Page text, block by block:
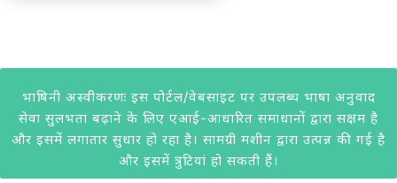
भाषिनी अस्वीकरणः इस पोर्टल/वेबसाइट पर उपलब्ध भाषा अनुवाद
सेवा सुलभता बढ़ाने के लिए एआई-आधारित समाधानों द्वारा सक्षम है
और इसमें लगातार सुधार हो रहा है। सामग्री मशीन द्वारा उत्पन्न की गई है
और इसमें त्रुटियां हो सकती हैं।